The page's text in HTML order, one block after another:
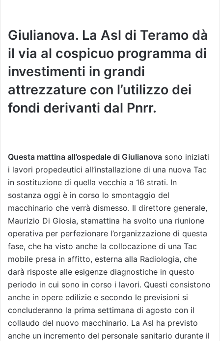
Giulianova. La Asl di Teramo dà
il via al cospicuo programma di
investimenti in grandi
attrezzature con l’utilizzo dei
fondi derivanti dal Pnrr.
Questa mattina all’ospedale di Giulianova sono iniziati
i lavori propedeutici all’installazione di una nuova Tac
in sostituzione di quella vecchia a 16 strati. In
sostanza oggi è in corso lo smontaggio del
macchinario che verrà dismesso. Il direttore generale,
Maurizio Di Giosia, stamattina ha svolto una riunione
operativa per perfezionare l’organizzazione di questa
fase, che ha visto anche la collocazione di una Tac
mobile presa in affitto, esterna alla Radiologia, che
darà risposte alle esigenze diagnostiche in questo
periodo in cui sono in corso i lavori. Questi consistono
anche in opere edilizie e secondo le previsioni si
concluderanno la prima settimana di agosto con il
collaudo del nuovo macchinario. La Asl ha previsto
anche un incremento del personale sanitario durante il